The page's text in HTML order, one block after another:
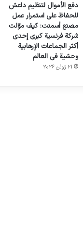
دفع الأموال لتنظيم داعش
للحفاظ على استمرار عمل
مصنع أسمنت: كيف موّلت
شركة فرنسية كبرى إحدى
أكثر الجماعات الإرهابية
وحشية في العالم
21 ژوئن 2026